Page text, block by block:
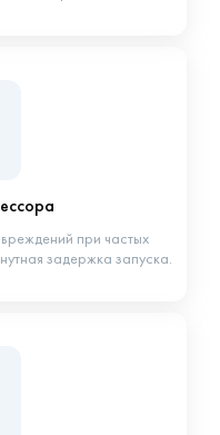
при частых
задержка запуска.